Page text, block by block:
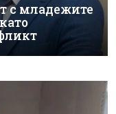
с младежите